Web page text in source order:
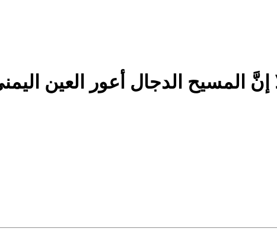
المسيح الدجال أعور العين